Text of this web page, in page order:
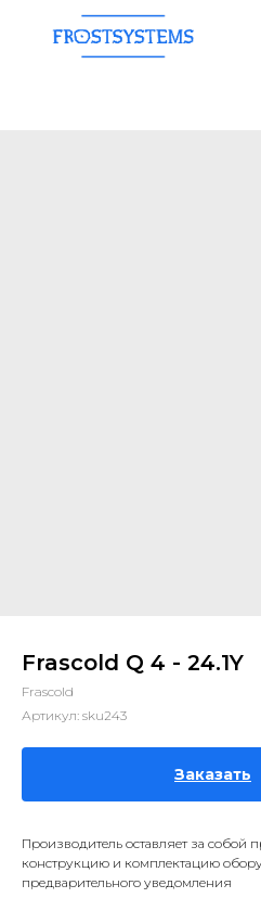
Frascold Q 4 - 24.1Y
Frascold
Артикул: sku243
Заказать
Производитель оставляет за собой
конструкцию и комплектацию
предварительного уведомления